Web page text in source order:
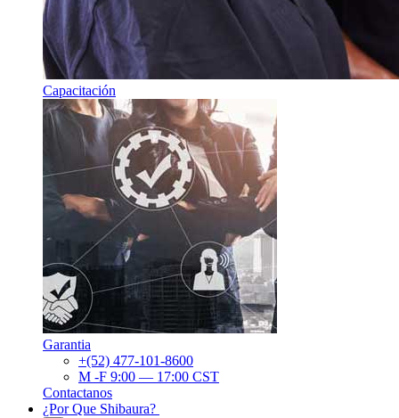
Capacitación
Garantia
+(52) 477-101-8600
M -F 9:00 — 17:00 CST
Contactanos
¿Por Que Shibaura?